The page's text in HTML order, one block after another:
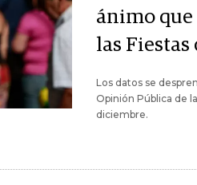
ánimo que
las
Los datos se
Opinión Pública de
diciembre.